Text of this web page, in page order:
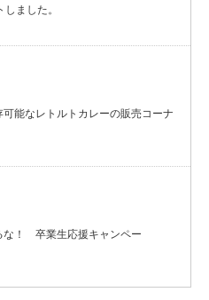
ました。
可能なレトルトカレーの販売コーナ
な！ 卒業生応援キャンペー